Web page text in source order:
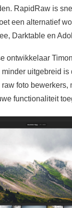
RapidRaw is
een alternatief
Darktable en
ontwikkelaar
uitgebreid is
foto bewerkers,
functionaliteit